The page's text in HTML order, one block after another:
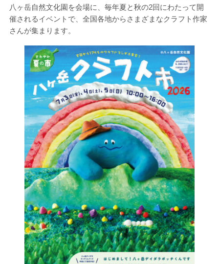
八ヶ岳自然文化園を会場に、毎年夏と秋の2回にわたって開
催されるイベントで、全国各地からさまざまなクラフト作家
さんが集まります。